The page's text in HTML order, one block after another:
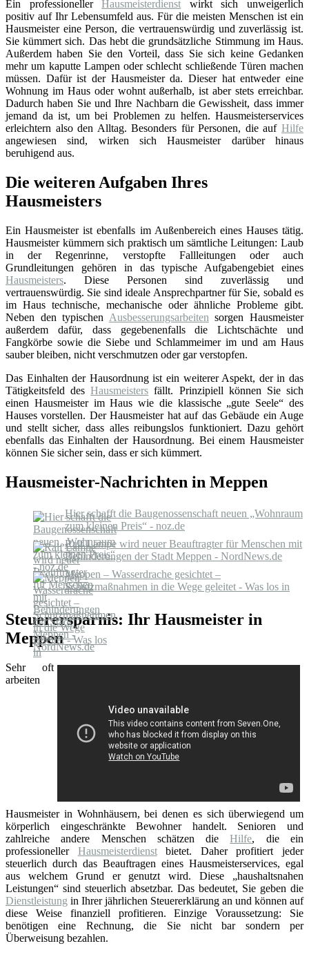
Ein professionellerHausmeisterdienst wirkt sich unweigerlich
positiv auf Ihr Lebensumfeld aus. Für die meisten Menschen ist ein
Hausmeister eine Person, die vertrauenswürdig und zuverlässig ist.
Sie kümmert sich. Das hebt die grundsätzliche Stimmung im Haus.
Außerdem haben Sie den Vorteil, dass Sie sich keine Gedanken
mehr um kaputte Lampen oder schlecht schließende Türen machen
müssen. Dafür ist der Hausmeister da. Dieser hat entweder eine
Wohnung im Haus oder wohnt außerhalb, ist aber stets erreichbar.
Dadurch haben Sie und Ihre Nachbarn die Gewissheit, dass immer
jemand da ist, um bei Problemen zu helfen. Hausmeisterservices
erleichtern also den Alltag. Besonders für Personen, die auf Hilfe
angewiesen sind, wirken sich Hausmeister darüber hinaus
beruhigend aus.
Die weiteren Aufgaben Ihres
Hausmeisters
Ein Hausmeister ist ebenfalls im Außenbereich eines Hauses tätig.
Hausmeister kümmern sich praktisch um sämtliche Leitungen: Laub
in der Regenrinne, verstopfte Fallleitungen oder auch
Grundleitungen gehören in das typische Aufgabengebiet eines
Hausmeisters. Diese Personen sind zuverlässig und
vertrauenswürdig. Sie sind ideale Ansprechpartner für Sie, sobald es
im Haus technische, mechanische oder ähnliche Probleme gibt.
Neben den typischen Ausbesserungsarbeiten sorgen Hausmeister
außerdem dafür, dass gegebenenfalls die Lichtschächte und
Fangkörbe sowie die Siebe und Schlammeimer im und am Haus
sauber bleiben, nicht verschmutzen oder gar verstopfen.
Das Einhalten der Hausordnung ist ein weiterer Aspekt, der in das
Tätigkeitsfeld desHausmeisters fällt. Prinzipiell können Sie sich
einen Hausmeister im Haus wie die klassische „gute Seele“ des
Hauses vorstellen. Der Hausmeister hat auf das Gebäude ein Auge
und stellt sicher, dass alles reibungslos funktioniert. Dazu gehört
ebenfalls das Einhalten der Hausordnung. Bei einem Hausmeister
können Sie sicher sein, dass er sich kümmert.
Hausmeister-Nachrichten in Meppen
Hier schafft die Baugenossenschaft neuen „Wohnraum
zum kleinen Preis“ - noz.de
Ralf Lampe wird neuer Beauftragter für Menschen mit
Behinderungen der Stadt Meppen - NordNews.de
Meppen – Wasserdrache gesichtet –
Schutzmaßnahmen in die Wege geleitet - Was los in
Steuerersparnis: Ihr Hausmeister in
Meppen
Sehr oft
arbeiten
Hausmeister in Wohnhäusern, bei denen es sich überwiegend um
körperlich eingeschränkte Bewohner handelt. Senioren und
zahlreiche andere Menschen schätzen dieHilfe, die ein
professioneller Hausmeisterdienstbietet. Daher profitiert jeder
steuerlich durch das Beauftragen eines Hausmeisterservices, egal
aus welchem Grund er genutzt wird. Diese „haushaltsnahen
Leistungen“ sind steuerlich absetzbar. Das bedeutet, Sie geben die
Dienstleistung in Ihrer jährlichen Steuererklärung an und können auf
diese Weise finanziell profitieren. Einzige Voraussetzung: Sie
benötigen eine Rechnung, die Sie nicht bar sondern per
Überweisung bezahlen.